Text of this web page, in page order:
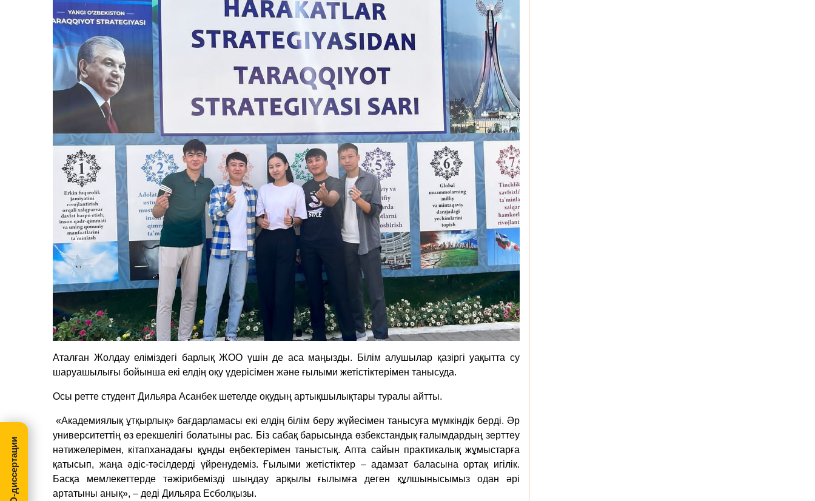
Аталған Жолдау еліміздегі барлық ЖОО үшін де аса маңызды. Білім алушылар қазіргі уақытта су
шаруашылығы бойынша екі елдің оқу үдерісімен және ғылыми жетістіктерімен танысуда.
Осы ретте студент Дильяра Асанбек шетелде оқудың артықшылықтары туралы айтты.
«Академиялық ұтқырлық» бағдарламасы екі елдің білім беру жүйесімен танысуға мүмкіндік берді. Әр
университеттің өз ерекшелігі болатыны рас. Біз сабақ барысында өзбекстандық ғалымдардың зерттеу
нәтижелерімен, кітапханадағы құнды еңбектерімен таныстық. Апта сайын практикалық жұмыстарға
қатысып, жаңа әдіс-тәсілдерді үйренудеміз. Ғылыми жетістіктер – адамзат баласына ортақ игілік.
Басқа мемлекеттерде тәжірибемізді шыңдау арқылы ғылымға деген құлшынысымыз одан әрі
артатыны анық», – деді Дильяра Есболқызы.